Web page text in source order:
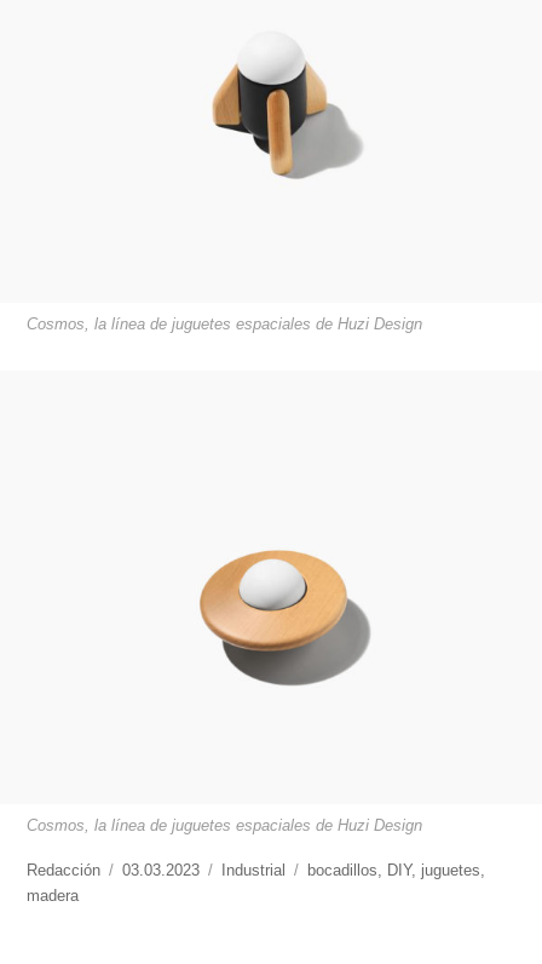
Cosmos, la línea de juguetes espaciales de Huzi Design
Cosmos, la línea de juguetes espaciales de Huzi Design
https://www.experimenta.es/author/redaccion/
Redacción
Publicado
03.03.2023 Categorías
Industrial Etiquetas
bocadillos, DIY, juguetes,
madera